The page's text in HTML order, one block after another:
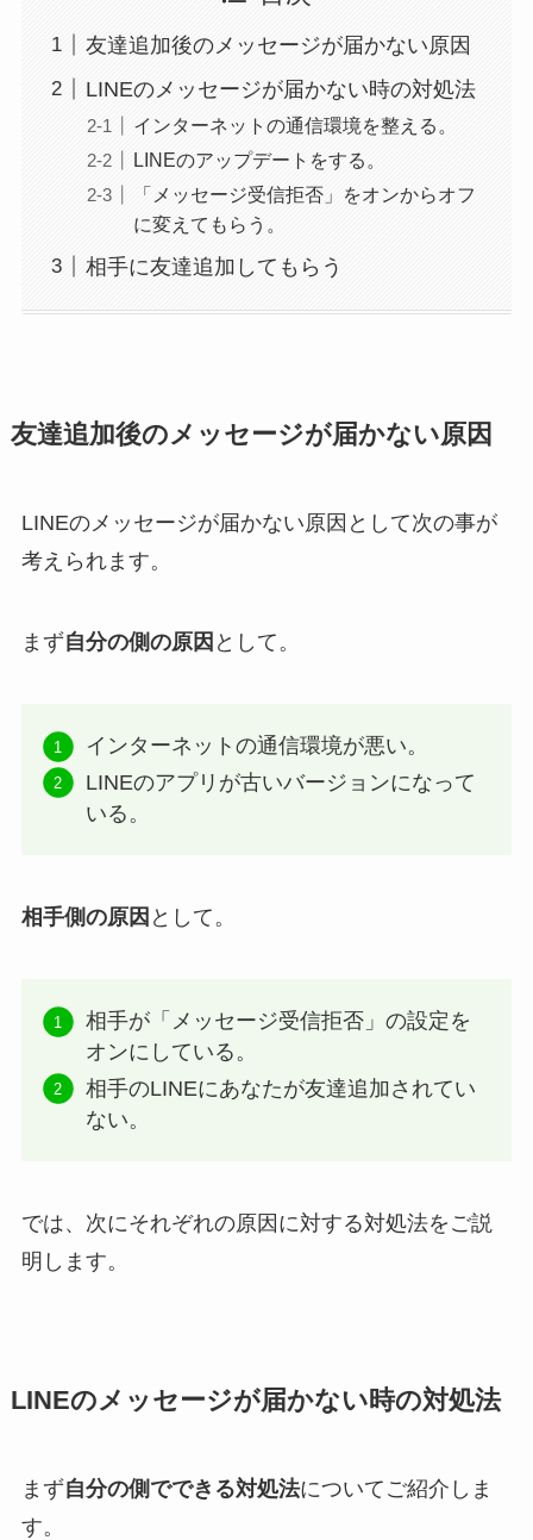
友達追加後のメッセージが届かない原因
LINEのメッセージが届かない時の対処法
インターネットの通信環境を整える。
LINEのアップデートをする。
「メッセージ受信拒否」をオンからオフ
に変えてもらう。
相手に友達追加してもらう
友達追加後のメッセージが届かない原因
LINEのメッセージが届かない原因として次の事が
考えられます。
まず自分の側の原因 として。
インターネットの通信環境が悪い。
LINEのアプリが古いバージョンになって
いる。
相手側の原因 として。
相手が「メッセージ受信拒否」の設定を
オンにしている。
相手のLINEにあなたが友達追加されてい
ない。
では、次にそれぞれの原因に対する対処法をご説
明します。
LINEのメッセージが届かない時の対処法
まず自分の側でできる対処法についてご紹介しま
す。